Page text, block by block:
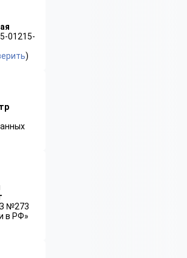
01215-
)
№273
в РФ»